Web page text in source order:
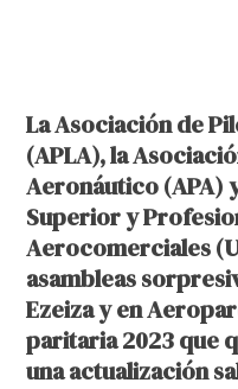
La Asociación de
(APLA), la
Aeronáutico (APA)
Superior y
Aerocomerciales
asambleas
Ezeiza y en
paritaria 2023 que
una actualización